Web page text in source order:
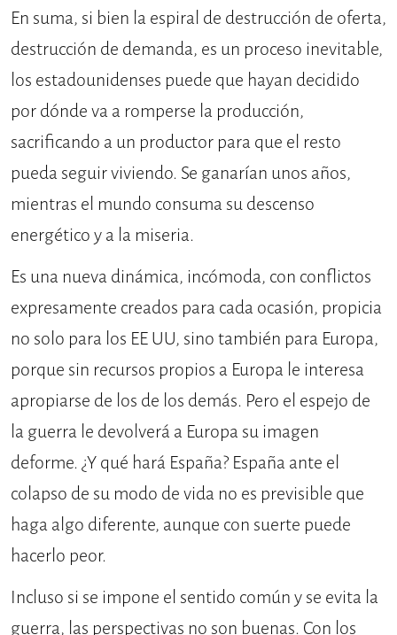
En suma, si bien la espiral de destrucción de oferta,
destrucción de demanda, es un proceso inevitable,
los estadounidenses puede que hayan decidido
por dónde va a romperse la producción,
sacrificando a un productor para que el resto
pueda seguir viviendo. Se ganarían unos años,
mientras el mundo consuma su descenso
energético y a la miseria.
Es una nueva dinámica, incómoda, con conflictos
expresamente creados para cada ocasión, propicia
no solo para los EE UU, sino también para Europa,
porque sin recursos propios a Europa le interesa
apropiarse de los de los demás. Pero el espejo de
la guerra le devolverá a Europa su imagen
deforme. ¿Y qué hará España? España ante el
colapso de su modo de vida no es previsible que
haga algo diferente, aunque con suerte puede
hacerlo peor.
Incluso si se impone el sentido común y se evita la
guerra, las perspectivas no son buenas. Con los